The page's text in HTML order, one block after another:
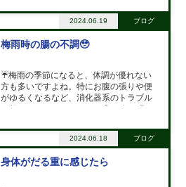
さがあります。安静にしたり、アイシン
グや湿布をすることで、痛みや腫れを和
らげることができます当院では、捻挫の
治療やリハ
2024.06.19 ブログ
梅雨時の腸の不調🥹
☔️梅雨の季節になると、体調が優れない
方も多いですよね。特にお腹の張りや便
がゆるくなるなど、消化器系のトラブル
に加えて、便がゆるくなると身体の不快
感が増してしまいますよね。そんなとき
は、整骨院での腸もみがオススメです！
👐腸もみ
2024.06.18 ブログ
身体がだる重に感じたら